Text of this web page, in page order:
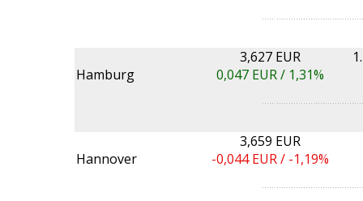
Hamburg
3,627 EUR
0,047EUR / 1,31%
Hannover
3,659 EUR
-0,044EUR / -1,19%